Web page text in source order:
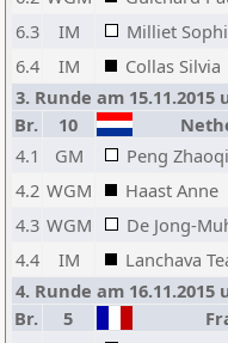
6.3
IM Milliet
6.4
IM Collas Silvia
3. Runde am 15.11.2015
Br.
10
4.1
GM Peng
4.2 WGM Haast Anne
4.3 WGM De Jong-
4.4
IM Lanchava
4. Runde am 16.11.2015
Br.
5